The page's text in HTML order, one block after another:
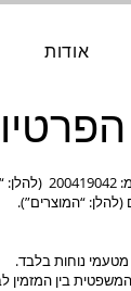
אודות
“המוצרים”).
מטעמי נוחות בלבד.
בין